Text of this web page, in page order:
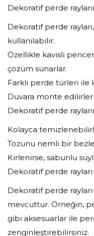
Dekoratif perde
Dekoratif perde
kullanılabilir.
Özellikle kavisli
çözüm sunarlar.
Farklı perde türleri ile
Duvara monte
Dekoratif perde
Kolayca
Tozunu nemli bir
Kirlenirse, sabunlu
Dekoratif perde
Dekoratif perde
mevcuttur. Örneğin,
gibi aksesuarlar ile
zenginleştirebilirsiniz.